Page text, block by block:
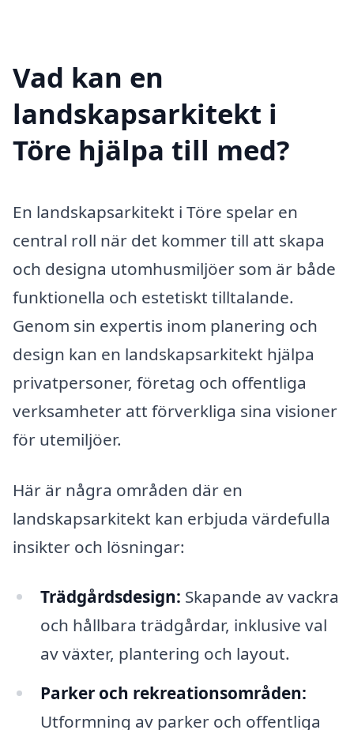
Vad kan en
landskapsarkitekt i
Töre hjälpa till med?
En landskapsarkitekt i Töre spelar en
central roll när det kommer till att skapa
och designa utomhusmiljöer som är både
funktionella och estetiskt tilltalande.
Genom sin expertis inom planering och
design kan en landskapsarkitekt hjälpa
privatpersoner, företag och offentliga
verksamheter att förverkliga sina visioner
för utemiljöer.
Här är några områden där en
landskapsarkitekt kan erbjuda värdefulla
insikter och lösningar:
Trädgårdsdesign: Skapande av vackra
och hållbara trädgårdar, inklusive val
av växter, plantering och layout.
Parker och rekreationsområden:
Utformning av parker och offentliga